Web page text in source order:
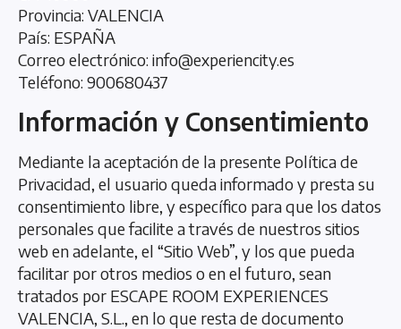
Provincia: VALENCIA
País: ESPAÑA
Correo electrónico: info@experiencity.es
Teléfono: 900680437
Información y Consentimiento
Mediante la aceptación de la presente Política de
Privacidad, el usuario queda informado y presta su
consentimiento libre, y específico para que los datos
personales que facilite a través de nuestros sitios
web en adelante, el “Sitio Web”, y los que pueda
facilitar por otros medios o en el futuro, sean
tratados por ESCAPE ROOM EXPERIENCES
VALENCIA, S.L., en lo que resta de documento